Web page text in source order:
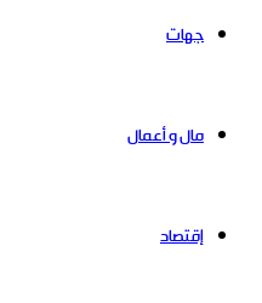
جهات
مال و أعمال
إقتصاد